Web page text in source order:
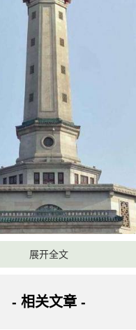
由南大门进入，步行直
伟大先辈，紧接着可以步
展开全文
- 相关文章 -